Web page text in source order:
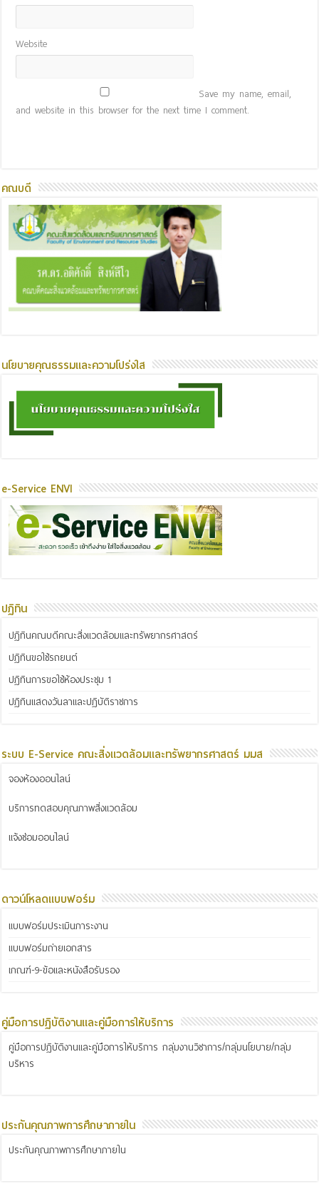
Website
Save my name, email,
and website in this browser for the next time I comment.
คณบดี
นโยบายคุณธรรมและความโปร่งใส
e-Service ENVI
ปฏิทิน
ปฏิทินคณบดีคณะสิ่งแวดล้อมและทรัพยากรศาสตร์
ปฏิทินขอใช้รถยนต์
ปฏิทินการขอใช้ห้องประชุม 1
ปฏิทินแสดงวันลาและปฏิบัติราชการ
ระบบ E-Service คณะสิ่งแวดล้อมและทรัพยากรศาสตร์ มมส
จองห้องออนไลน์
บริการทดสอบคุณภาพสิ่งแวดล้อม
แจ้งซ่อมออนไลน์
ดาวน์โหลดแบบฟอร์ม
แบบฟอร์มประเมินภาระงาน
แบบฟอร์มถ่ายเอกสาร
เกณฑ์-9-ข้อและหนังสือรับรอง
คู่มือการปฏิบัติงานและคู่มือการให้บริการ
คู่มือการปฏิบัติงานและคู่มือการให้บริการ กลุ่มงานวิชาการ/กลุ่มนโยบาย/กลุ่ม
บริหาร
ประกันคุณภาพการศึกษาภายใน
ประกันคุณภาพการศึกษาภายใน